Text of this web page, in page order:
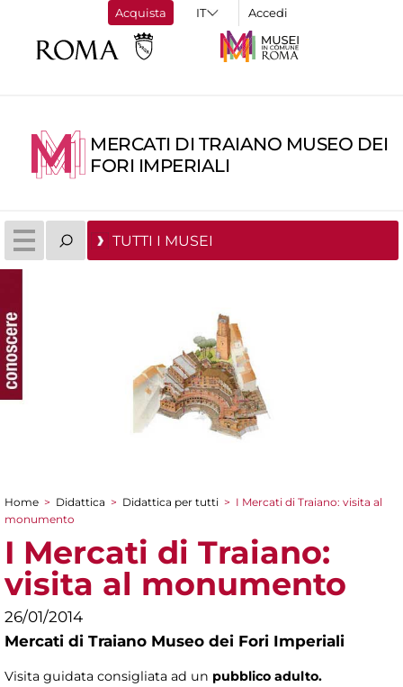
Acquista Accedi
MERCATI DI TRAIANO MUSEO DEI
FORI IMPERIALI
TUTTI I MUSEI
Tu sei qui
Home > Didattica > Didattica per tutti > I Mercati di Traiano: visita al
monumento
I Mercati di Traiano:
visita al monumento
26/01/2014
Mercati di Traiano Museo dei Fori Imperiali
Visita guidata consigliata ad un pubblico adulto.